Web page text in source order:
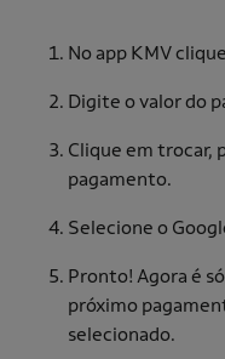
No app KMV
Digite o valor do
Clique em trocar,
pagamento.
Selecione o
Pronto! Agora é
próximo
selecionado.